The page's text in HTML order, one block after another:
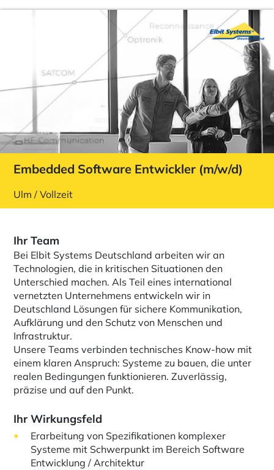
Embedded Software Entwickler (m/w/d)
Ulm / Vollzeit
Ihr Team
Bei Elbit Systems Deutschland arbeiten wir an
Technologien, die in kritischen Situationen den
Unterschied machen. Als Teil eines international
vernetzten Unternehmens entwickeln wir in
Deutschland Lösungen für sichere Kommunikation,
Aufklärung und den Schutz von Menschen und
Infrastruktur.
Unsere Teams verbinden technisches Know-how mit
einem klaren Anspruch: Systeme zu bauen, die unter
realen Bedingungen funktionieren. Zuverlässig,
präzise und auf den Punkt.
Ihr Wirkungsfeld
Erarbeitung von Spezifikationen komplexer
Systeme mit Schwerpunkt im Bereich Software
Entwicklung / Architektur